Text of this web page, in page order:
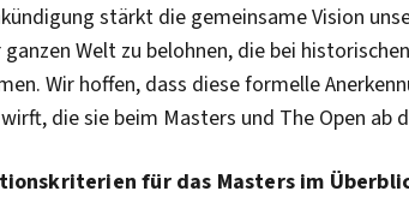
stärkt die gemeinsame Vision
Welt zu belohnen, die bei
Wir hoffen, dass diese formelle
die sie beim Masters und The Open ab
für das Masters im